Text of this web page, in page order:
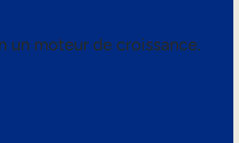
un moteur de croissance.